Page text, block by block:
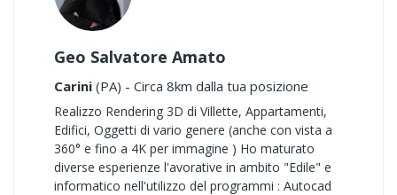
Geo Salvatore Amato
Carini (PA) - Circa 8km dalla tua posizione
Realizzo Rendering 3D di Villette, Appartamenti,
Edifici, Oggetti di vario genere (anche con vista a
360° e fino a 4K per immagine ) Ho maturato
diverse esperienze l'avorative in ambito "Edile" e
informatico nell'utilizzo del programmi : Autocad